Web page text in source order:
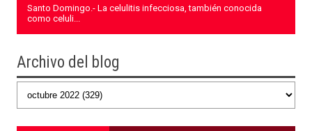
Santo Domingo.- La celulitis infecciosa, también conocida
como celuli...
Archivo del blog